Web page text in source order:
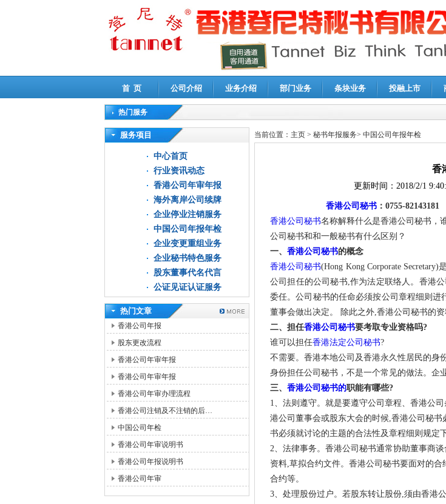
首 页 公司介绍 业务介绍 部门业务 条块业务 投融上市
热门服务
高新技术企业认定审计|企业所得税汇算清缴申报鉴证
服务项目
中心首页
行业资讯动态
香港公司年审年报
海外离岸公司续牌
企业停业注销服务
中国公司年报年检
企业变更重组业务
企业秘书特色服务
股东董事代名代言
公证见证认证服务
热门文章
香港公司年报
股东更改流程
香港公司年审年报
香港公司年审年报
香港公司年审办理流程
香港公司注销及不注销的后…
中国公司年检
香港公司年审说明书
香港公司年报说明书
香港公司年审
当前位置： 主页 > 秘书年报服务> 中国公司年报年检
香
更新时间： 2018/2/1
香港公司秘书 ：0755-82143181
香港公司秘书名称解释什么是香港公司秘书，
公司秘书和和一般秘书有什么区别？
一、 香港公司秘书的概念
香港公司秘书(Hong Kong Corporate
公司担任的公司秘书,作为法定联络人。香港
委任。公司秘书的任命必须按公司章程细则
董事会做出决定。 除此之外,香港公司秘书的
二、担任香港公司秘书要考取专业资格吗?
谁可以担任香港法定公司秘书?
不需要。香港本地公司及香港永久性居民的身
身份担任公司秘书，不是一个常见的做法。企
三、 香港公司秘书的职能有哪些?
1、法则遵守。就是要遵守公司章程、香港公
港公司董事会或股东大会的时候,香港公司秘
书必须就讨论的主题的合法性及章程细则规定
2、法律事务。香港公司秘书通常协助董事商
资料,草拟合约文件。香港公司秘书要面对的
合约等。
3、处理股份过户。若股东转让股份,须由香港